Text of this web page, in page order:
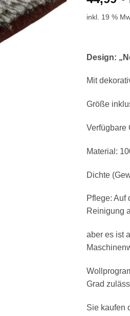
inkl. 19 %
Design:
Mit
Größe
Verfügbare
Material:
Dichte
Pflege: Auf
Reinigung
aber es ist
Grad
Sie kaufen